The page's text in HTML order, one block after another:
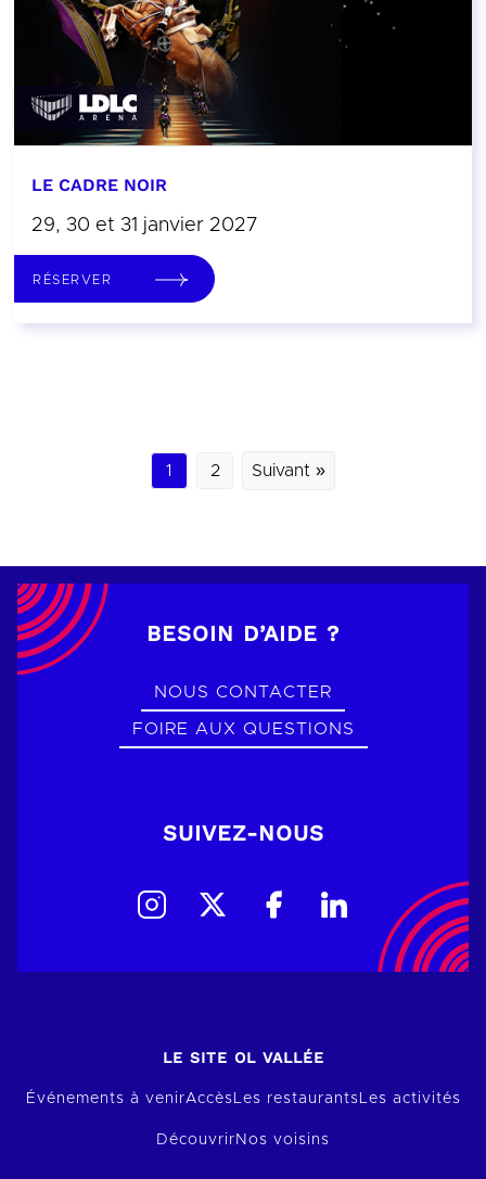
LE CADRE NOIR
29, 30 et 31 janvier 2027
RÉSERVER
1 2 Suivant »
BESOIN D’AIDE ?
NOUS CONTACTER
FOIRE AUX QUESTIONS
SUIVEZ-NOUS
LE SITE OL VALLÉE
Événements à venirAccèsLes restaurantsLes activités
Découvrir Nos voisins